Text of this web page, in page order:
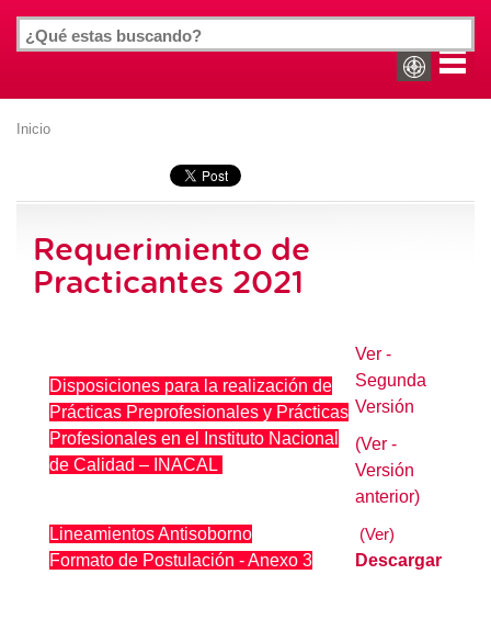
Inicio
Requerimiento de
Practicantes 2021
Disposiciones para la realización de
Prácticas Preprofesionales y Prácticas
Profesionales en el Instituto Nacional
de Calidad – INACAL
Ver -
Segunda
Versión
(Ver -
Versión
anterior)
Lineamientos Antisoborno
(Ver)
Formato de Postulación - Anexo 3 Descargar